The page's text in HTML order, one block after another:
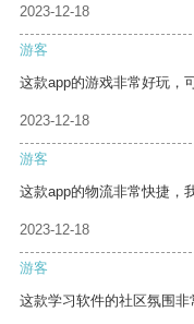
2023-12-18
游客
这款app的游戏非常好玩，
2023-12-18
游客
这款app的物流非常快捷，
2023-12-18
游客
这款学习软件的社区氛围非